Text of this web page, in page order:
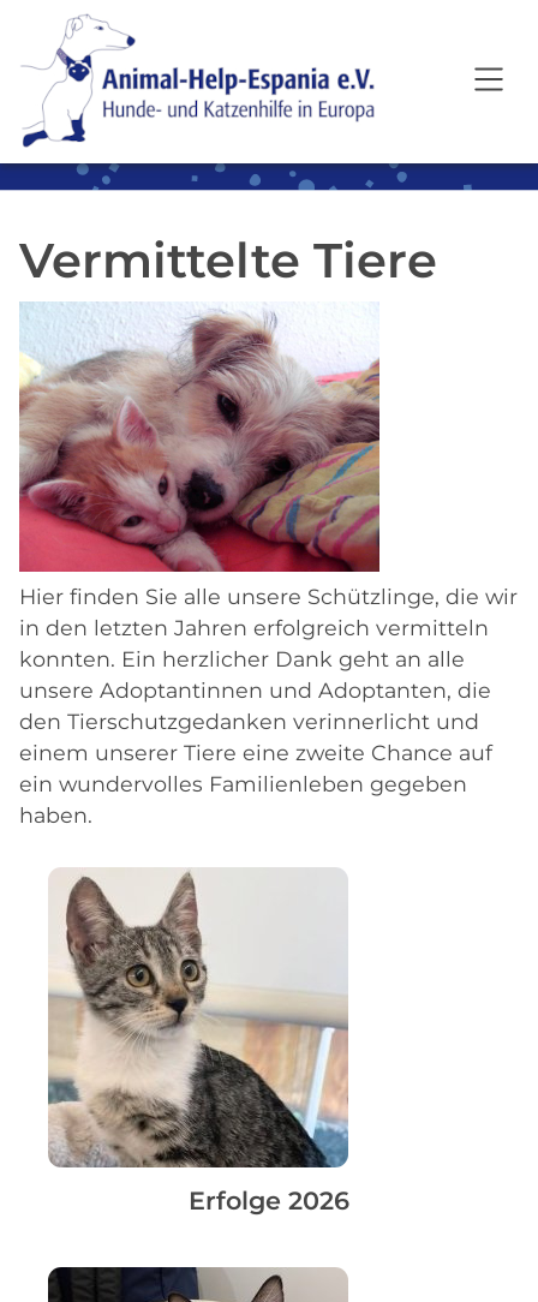
SKIP TO MAIN CONTENT
Vermittelte Tiere
Hier finden Sie alle unsere Schützlinge, die wir
in den letzten Jahren erfolgreich vermitteln
konnten. Ein herzlicher Dank geht an alle
unsere Adoptantinnen und Adoptanten, die
den Tierschutzgedanken verinnerlicht und
einem unserer Tiere eine zweite Chance auf
ein wundervolles Familienleben gegeben
haben.
Erfolge 2026